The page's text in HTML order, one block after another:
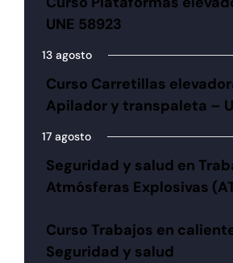
UNE 58923
13 agosto
Curso Carretillas
Apilador y transpaleta –
17 agosto
Seguridad y salud en
Atmósferas Explosivas
Curso Trabajos en
Seguridad y salud